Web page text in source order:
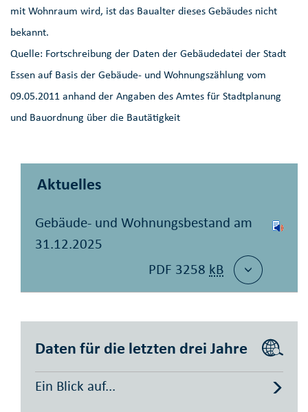
mit Wohnraum wird, ist das Baualter dieses Gebäudes nicht
bekannt.
Quelle: Fortschreibung der Daten der Gebäudedatei der Stadt
Essen auf Basis der Gebäude- und Wohnungszählung vom
09.05.2011 anhand der Angaben des Amtes für Stadtplanung
und Bauordnung über die Bautätigkeit
Aktuelles
Gebäude- und Wohnungsbestand am
31.12.2025
PDF 3258 kB
Daten für die letzten drei Jahre
Ein Blick auf...